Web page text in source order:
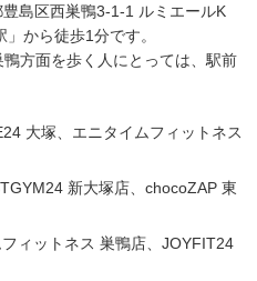
島区西巣鴨3-1-1 ルミエールK
から徒歩1分です。
方面を歩く人にとっては、駅前
大塚、エニタイムフィットネス
新大塚店、chocoZAP 東
フィットネス 巣鴨店、JOYFIT24